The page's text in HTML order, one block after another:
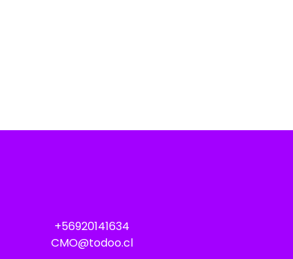
+56920141634
CMO@todoo.cl